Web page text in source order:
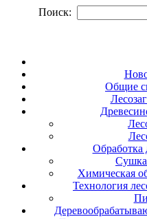
Поиск:
Общие
Обработка
Химическая
Технология